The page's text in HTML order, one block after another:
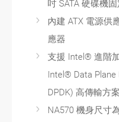
吋 SATA 硬碟機
內建 ATX 電源供
應器
支援 Intel® 進階
Intel® Data
DPDK) 高傳輸方案
NA570 機身尺寸